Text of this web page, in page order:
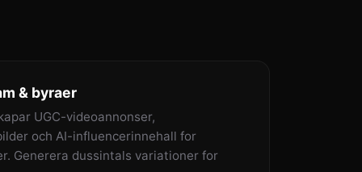
& byraer
UGC-videoannonser,
och AI-influencerinnehall for
Generera dussintals variationer for